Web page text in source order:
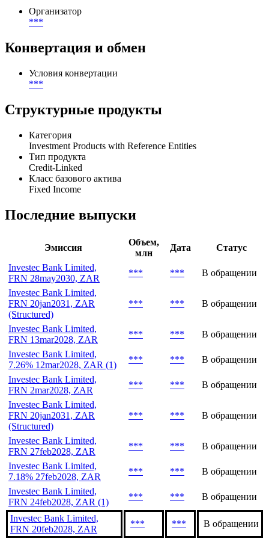
Организатор
***
Конвертация и обмен
Условия конвертации
***
Структурные продукты
Категория
Investment Products with Reference Entities
Тип продукта
Credit-Linked
Класс базового актива
Fixed Income
Последние выпуски
Эмиссия
Объем,
млн
Дата
Статус
Investec Bank Limited,
FRN 28may2030, ZAR
*** ***
В обращении
Investec Bank Limited,
FRN 20jan2031, ZAR
(Structured)
*** *** В обращении
Investec Bank Limited,
FRN 13mar2028, ZAR
*** ***
В обращении
Investec Bank Limited,
7.26% 12mar2028, ZAR (1)
*** ***
В обращении
Investec Bank Limited,
FRN 2mar2028, ZAR
*** ***
В обращении
Investec Bank Limited,
FRN 20jan2031, ZAR
(Structured)
*** *** В обращении
Investec Bank Limited,
FRN 27feb2028, ZAR
*** ***
В обращении
Investec Bank Limited,
7.18% 27feb2028, ZAR
*** ***
В обращении
Investec Bank Limited,
FRN 24feb2028, ZAR (1)
*** *** В обращении
Investec Bank Limited,
FRN 20feb2028, ZAR
*** *** В обращении